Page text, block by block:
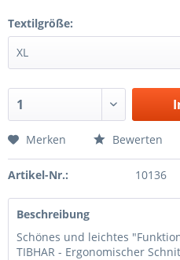
Textilgröße:
Merken Bewerten
Artikel-Nr.: 10136
Beschreibung
Schönes und leichtes
TIBHAR - Ergonomischer